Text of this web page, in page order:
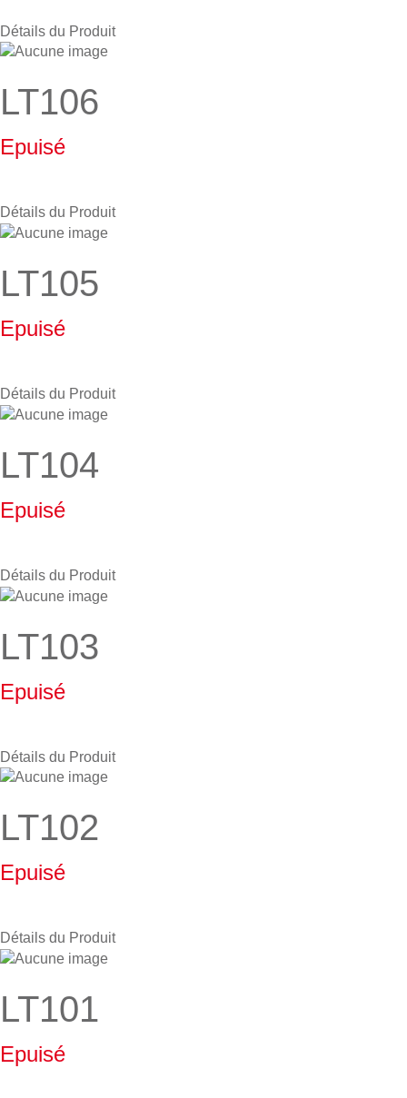
Détails du Produit
LT106
Epuisé
Détails du Produit
LT105
Epuisé
Détails du Produit
LT104
Epuisé
Détails du Produit
LT103
Epuisé
Détails du Produit
LT102
Epuisé
Détails du Produit
LT101
Epuisé